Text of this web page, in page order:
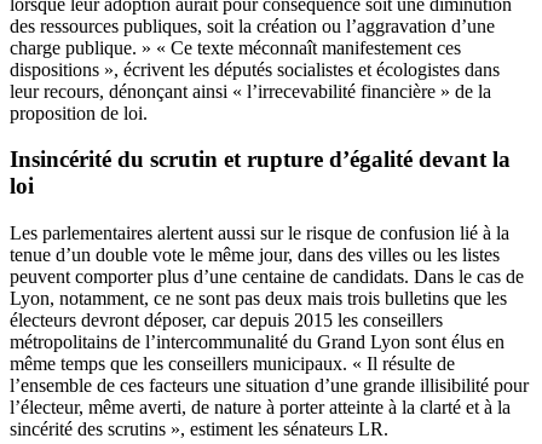
des ressources publiques, soit la création ou l’aggravation d’une
charge publique. » « Ce texte méconnaît manifestement ces
dispositions », écrivent les députés socialistes et écologistes dans
leur recours, dénonçant ainsi « l’irrecevabilité financière » de la
proposition de loi.
Insincérité du scrutin et rupture d’égalité devant la
loi
Les parlementaires alertent aussi sur le risque de confusion lié à la
tenue d’un double vote le même jour, dans des villes ou les listes
peuvent comporter plus d’une centaine de candidats. Dans le cas de
Lyon, notamment, ce ne sont pas deux mais trois bulletins que les
électeurs devront déposer, car depuis 2015 les conseillers
métropolitains de l’intercommunalité du Grand Lyon sont élus en
même temps que les conseillers municipaux. « Il résulte de
l’ensemble de ces facteurs une situation d’une grande illisibilité pour
l’électeur, même averti, de nature à porter atteinte à la clarté et à la
sincérité des scrutins », estiment les sénateurs LR.